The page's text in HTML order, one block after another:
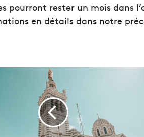
pourront rester un mois dans
en détails dans notre